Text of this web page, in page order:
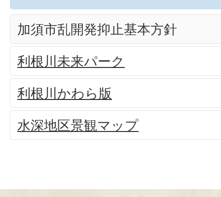
加須市乱開発抑止基本方針
利根川未来パーク
利根川かわら版
水深地区景観マップ